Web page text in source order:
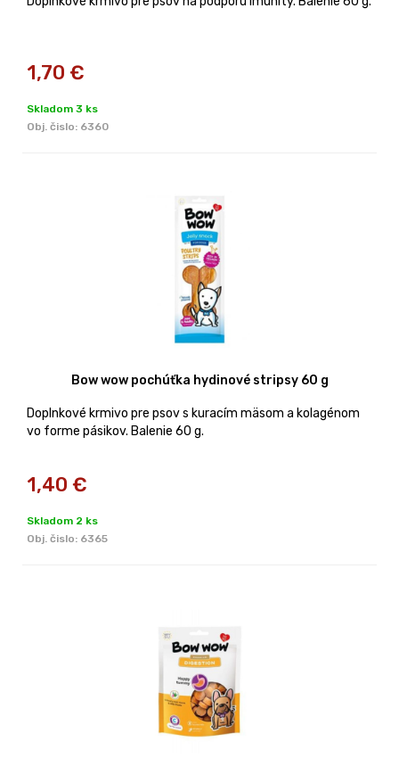
1,70 €
Skladom 3 ks
Obj. čislo: 6360
Bow wow pochúťka hydinové stripsy 60 g
Doplnkové krmivo pre psov s kuracím mäsom a kolagénom
vo forme pásikov. Balenie 60 g.
1,40 €
Skladom 2 ks
Obj. čislo: 6365